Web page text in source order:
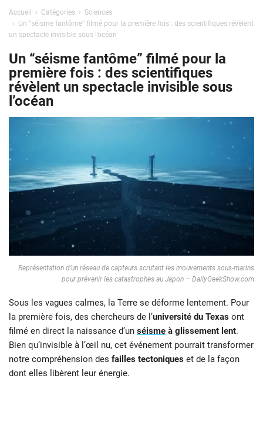
Accueil Catégories
Sciences
Un “séisme fantôme” filmé pour la première fois : des scientifiques révèlent
un spectacle invisible sous l’océan
Un “séisme fantôme” filmé pour la
première fois : des scientifiques
révèlent un spectacle invisible sous
l’océan
Représentation d’un réseau de capteurs scrutant les mouvements sous-marins
pour prévenir les catastrophes au Japon – DailyGeekShow.com
Sous les vagues calmes, la Terre se déforme lentement. Pour
la première fois, des chercheurs de l’université du Texas ont
filmé en direct la naissance d’un séisme à glissement lent.
Bien qu’invisible à l’œil nu, cet événement pourrait transformer
notre compréhension des failles tectoniques et de la façon
dont elles libèrent leur énergie.